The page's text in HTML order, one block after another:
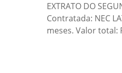
EXTRATO DO
Contratada: NEC
meses. Valor total: